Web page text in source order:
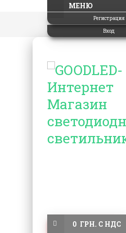
МЕНЮ
Регистрация
Вход
0 ГРН. С НДС